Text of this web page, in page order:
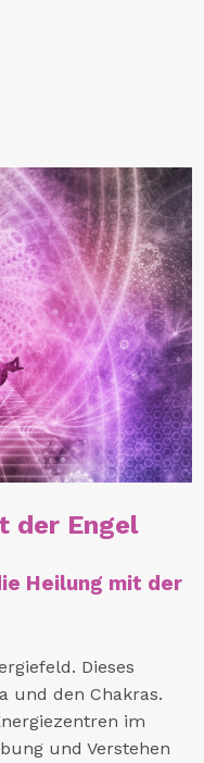
der Engel
Heilung mit der
Dieses
und den Chakras.
im
und Verstehen